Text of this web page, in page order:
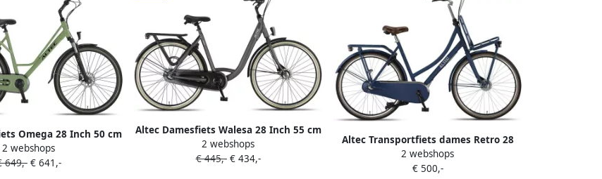
Omega 28 Inch 50 cm
Hydraulische schijfrem
Groen
2 webshops
649,-€ 641,-
Altec Damesfiets Walesa 28 Inch 55 cm
Dames 3V Rollerbrake Grijs
2 webshops
€ 445,-€ 434,-
Altec Transportfiets dames Retro 28
Inch 57 cm Dames 3V Rollerbrake
Donkerblauw
2 webshops
€ 500,-